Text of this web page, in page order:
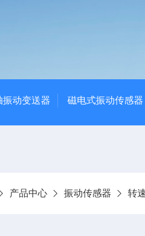
动变送器 磁电式振动传感器
产品中心 振动传感器 转